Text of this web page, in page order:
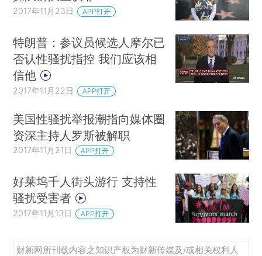
2017年11月23日 APP打开
特朗普：参议员候选人摩尔已
否认性骚扰指控 我们应该相
信他
2017年11月22日 APP打开
美国性骚扰举报潮指向媒体圈
资深主持人罗斯被解职
2017年11月21日 APP打开
好莱坞千人街头游行 支持性
骚扰受害者
2017年11月13日 APP打开
财新网所刊载内容之知识产权为财新传媒及/或相关权利人